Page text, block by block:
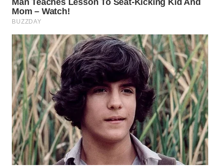
WN
TANGERANG
WN
BINJAI
WN
CIREBON
WN
INDRAMAYU
WN
KUNINGAN